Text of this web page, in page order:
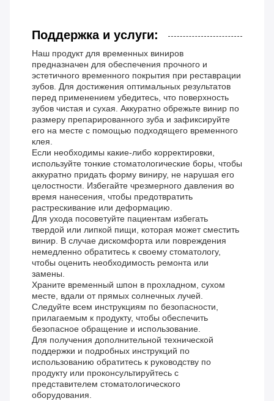
Поддержка и услуги:
Наш продукт для временных виниров
предназначен для обеспечения прочного и
эстетичного временного покрытия при реставрации
зубов. Для достижения оптимальных результатов
перед применением убедитесь, что поверхность
зубов чистая и сухая. Аккуратно обрежьте винир по
размеру препарированного зуба и зафиксируйте
его на месте с помощью подходящего временного
клея.
Если необходимы какие-либо корректировки,
используйте тонкие стоматологические боры, чтобы
аккуратно придать форму виниру, не нарушая его
целостности. Избегайте чрезмерного давления во
время нанесения, чтобы предотвратить
растрескивание или деформацию.
Для ухода посоветуйте пациентам избегать
твердой или липкой пищи, которая может сместить
винир. В случае дискомфорта или повреждения
немедленно обратитесь к своему стоматологу,
чтобы оценить необходимость ремонта или
замены.
Храните временный шпон в прохладном, сухом
месте, вдали от прямых солнечных лучей.
Следуйте всем инструкциям по безопасности,
прилагаемым к продукту, чтобы обеспечить
безопасное обращение и использование.
Для получения дополнительной технической
поддержки и подробных инструкций по
использованию обратитесь к руководству по
продукту или проконсультируйтесь с
представителем стоматологического
оборудования.